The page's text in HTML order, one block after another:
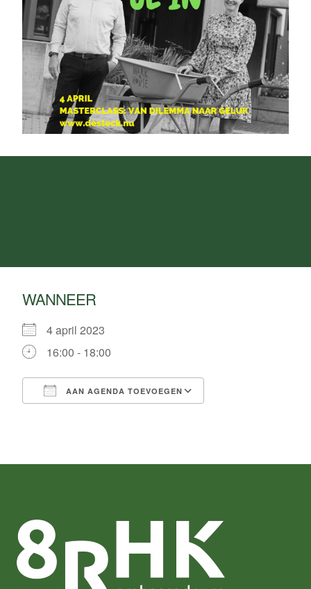
WANNEER
4 april 2023
16:00 - 18:00
AAN AGENDA TOEVOEGEN